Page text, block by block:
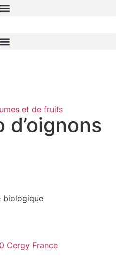
et de fruits
d’oignons
biologique
Cergy France